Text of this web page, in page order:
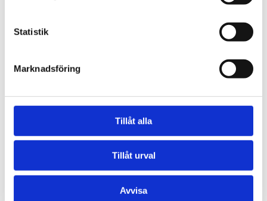
Statistik
Marknadsföring
Tillåt alla
Tillåt urval
Avvisa
Campingstuga Ravlunda
2 bäddar, ca 18kvm
pentry/kokvrå, bord/stolar, dubbelsäng.